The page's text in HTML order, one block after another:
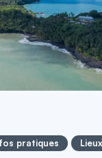
pratiques